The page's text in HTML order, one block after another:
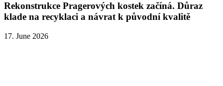
Rekonstrukce Pragerových kostek začíná. Důraz
klade na recyklaci a návrat k původní kvalitě
17. June 2026